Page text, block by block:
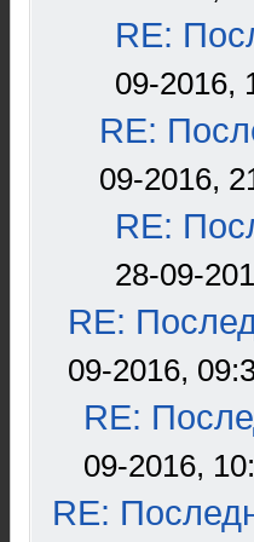
RE:
09-2016,
RE:
09-2016,
RE:
28-09-
RE:
09-2016,
RE:
09-2016,
RE: